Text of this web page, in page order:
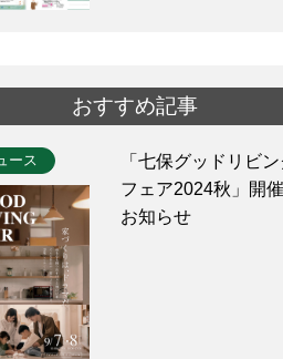
おすすめ記事
ース
「七保グッドリビ
フェア2024秋」開
お知らせ